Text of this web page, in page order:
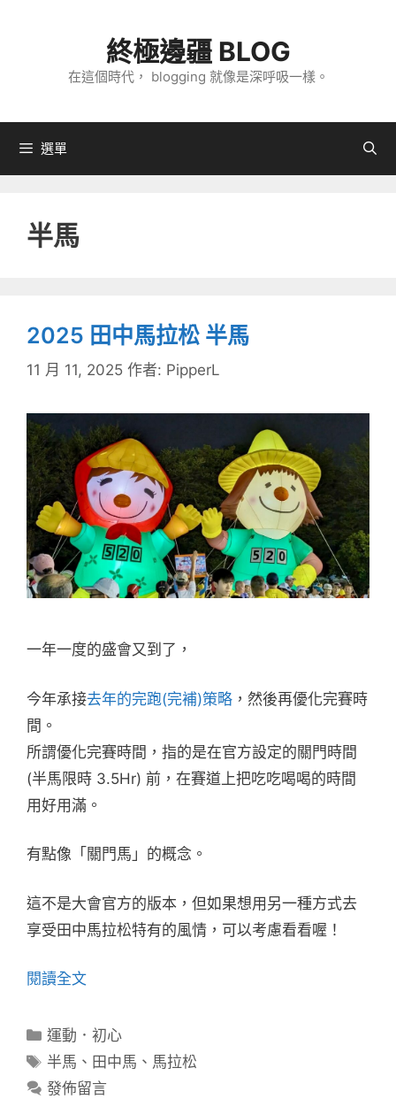
內
終極邊疆 BLOG
在這個時代， blogging 就像是深呼吸一樣。
選單
半馬
2025 田中馬拉松 半馬
11 月 11, 2025 作者: PipperL
一年一度的盛會又到了，
今年承接去年的完跑(完補)策略 ，然後再優化完賽時
間。
所謂優化完賽時間，指的是在官方設定的關門時間
(半馬限時 3.5Hr) 前，在賽道上把吃吃喝喝的時間
用好用滿。
有點像「關門馬」的概念。
這不是大會官方的版本，但如果想用另一種方式去
享受田中馬拉松特有的風情，可以考慮看看喔！
閱讀全文
分
類
運動．初心
標
籤
半馬 、 田中馬 、 馬拉松
發佈留言